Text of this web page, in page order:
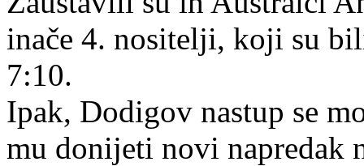
inače 4. nositelji, koji su
7:10.
Ipak, Dodigov nastup se
mu donijeti novi napredak